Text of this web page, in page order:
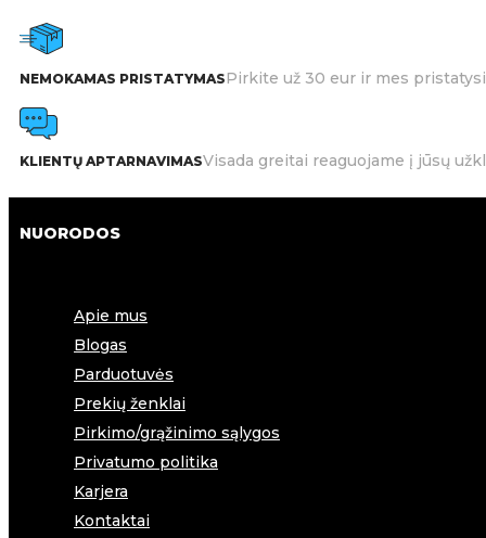
NEMOKAMAS PRISTATYMASPirkite už 30 eur ir mes
KLIENTŲ APTARNAVIMASVisada greitai reaguojame į jūsų
NUORODOS
Apie mus
Blogas
Parduotuvės
Prekių ženklai
Pirkimo/grąžinimo sąlygos
Privatumo politika
Karjera
Kontaktai